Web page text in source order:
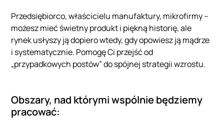
Przedsiębiorco, właścicielu manufaktury, mikrofirmy –
możesz mieć świetny produkt i piękną historię, ale
rynek usłyszy ją dopiero wtedy, gdy opowiesz ją mądrze
i systematycznie. Pomogę Ci przejść od
„przypadkowych postów” do spójnej strategii wzrostu.
Obszary, nad którymi wspólnie będziemy
pracować: